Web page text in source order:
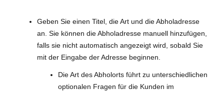
Geben Sie einen Titel, die Art und die Abholadresse
an. Sie können die Abholadresse manuell hinzufügen,
falls sie nicht automatisch angezeigt wird, sobald Sie
mit der Eingabe der Adresse beginnen.
Die Art des Abholorts führt zu unterschiedlichen
optionalen Fragen für die Kunden im